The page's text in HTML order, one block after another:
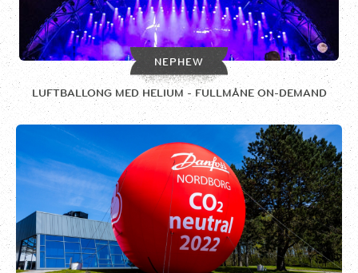
NEPHEW
LUFTBALLONG MED HELIUM - FULLMÅNE ON-DEMAND